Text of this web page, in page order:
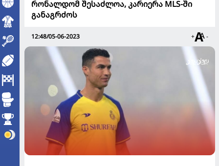
რონალდომ შესაძლოა, კარიერა MLS-ში
განაგრძოს
12:48/05-06-2023 + -